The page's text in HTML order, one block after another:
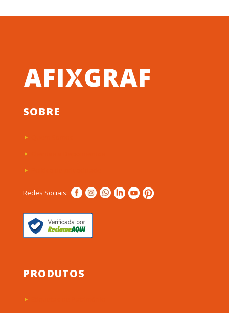
SOBRE
Redes Sociais:
PRODUTOS